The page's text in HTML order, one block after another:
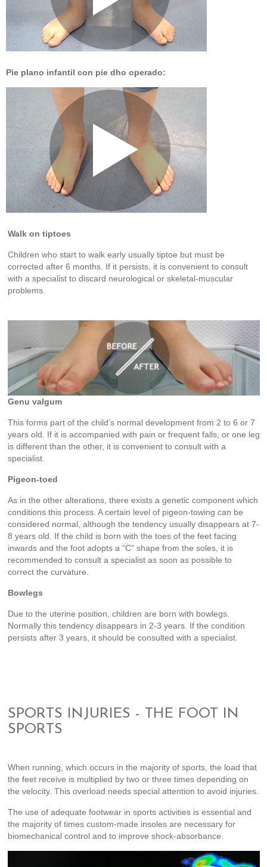
Pie plano infantil con pie dho operado:
Walk on tiptoes
Children who start to walk early usually tiptoe but must be
corrected after 6 months. If it persists, it is convenient to consult
with a specialist to discard neurological or skeletal-muscular
problems.
Genu valgum
This forms part of the child’s normal development from 2 to 6 or 7
years old. If it is accompanied with pain or frequent falls, or one leg
is different than the other, it is convenient to consult with a
specialist.
Pigeon-toed
As in the other alterations, there exists a genetic component which
conditions this process. A certain level of pigeon-towing can be
considered normal, although the tendency usually disappears at 7-
8 years old. If the child is born with the toes of the feet facing
inwards and the foot adopts a “C” shape from the soles, it is
recommended to consult a specialist as soon as possible to
correct the curvature.
Bowlegs
Due to the uterine position, children are born with bowlegs.
Normally this tendency disappears in 2-3 years. If the condition
persists after 3 years, it should be consulted with a specialist.
SPORTS INJURIES - THE FOOT IN
SPORTS
When running, which occurs in the majority of sports, the load that
the feet receive is multiplied by two or three times depending on
the velocity. This overload needs special attention to avoid injuries.
The use of adequate footwear in sports activities is essential and
the majority of times custom-made insoles are necessary for
biomechanical control and to improve shock-absorbance.